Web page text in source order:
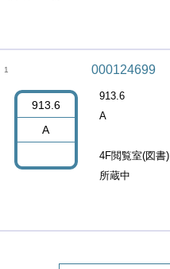
1
913.6
A
000124699
913.6
A
4F閲覧室(図書)
所蔵中